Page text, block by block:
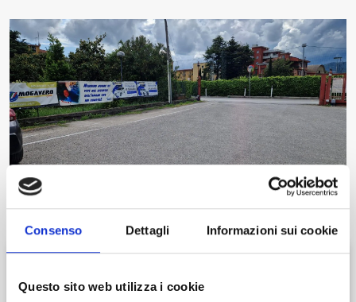
Consenso Dettagli Informazioni sui cookie
Questo sito web utilizza i cookie